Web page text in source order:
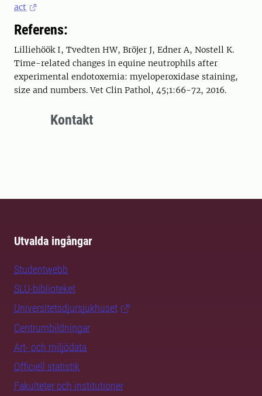
act
Referens:
Lilliehöök I, Tvedten HW, Bröjer J, Edner A, Nostell K.
Time-related changes in equine neutrophils after
experimental endotoxemia: myeloperoxidase staining,
size and numbers. Vet Clin Pathol, 45;1:66-72, 2016.
Kontakt
Utvalda ingångar
Studentwebb
SLU-biblioteket
Universitetsdjursjukhuset
Centrumbildningar
Art- och miljödata
Officiell statistik
Fakulteter och institutioner